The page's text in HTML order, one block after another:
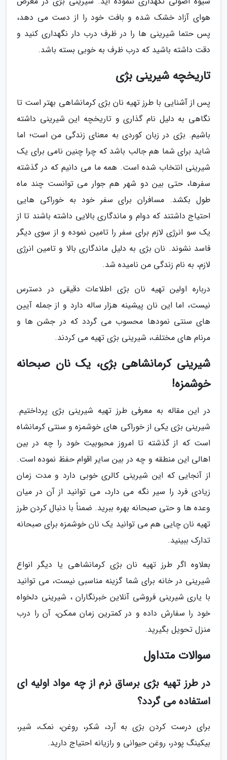
هوای آزاد خشک شده و بافت خود را از دست می دهد،
پس حتما شیرینی ها را در ظرف درب دار نگهداری کنید و
دقت داشته باشید که درب ظرف به خوبی بسته باشد.
تاریخچه شیرینی بژی
پس از آشنایی با طرز تهیه نان بژی کرمانشاهی بهتر است تا
نگاهی به دلیل نام گذاری و تاریخچه این شیرینی داشته
باشیم. بژی در زبان کوردی به معنای زندگی من است؛ اما
شاید برای شما هم جالب باشد که چرا چنین نامی برای یک
شیرینی انتخاب شده است. همه ما می دانیم که در گذشته
سفرها، حتی بین دو شهر هم جوار می توانست چند ماه
طول بکشد. مسافران برای سفر خود به خوراکی هایی
احتیاج داشتند که دوام و ماندگاری بالایی داشته باشند تا از
یک سو انرژی لازم برای سفر را تامین نموده و از سوی دیگر
فاسد نشوند. نان بژی به دلیل ماندگاری بالا و تامین انرژی
لازم، به نام زندگی من نامیده شد.
درباره اولین تهیه نان بژی اطلاعات دقیقی در دسترس
نیست، اما این نان پیشینه هزار ساله دارد و از جمله آیین
های سنتی نمودها محسوب می گردد که در جشن ها و
مرنام های مختلف، شیرینی بژی تهیه می کردند.
شیرینی کرمانشاهی بژی، یک نان صبحانه
خوشمزه!
در این مقاله به معرفی طرز تهیه شیرینی بژی پرداختیم.
شیرینی بژی یکی از خوراکی های خوشمزه و سنتی کرمانشاه
است که از گذشته تا امروز محبوبیت خود را چه در بین
اهالی این منطقه و چه در بین سایر اقوام حفظ نموده است.
از آنجایی که این شیرینی کالری خوبی دارد و مدت زمان
زیادی فرد را سیر نگه می دارد، می توانید از آن در میان
وعده ها و حتی صبحانه بهره ببرید. ضمناً با دنبال کردن طرز
تهیه نان چایی هم می توانید یک نان خوشمزه برای صبحانه
تدارک ببینید.
بعلاوه اگر طرز تهیه نان بژی کرمانشاهی یا دیگر انواع
شیرینی در خانه برای شما گزینه مناسبی نیست، می توانید
با یاری شیرینی فروشی آنلاین خبرنگاران ، شیرینی دلخواه
خود را سفارش داده و در کمترین زمان ممکن، آن را درب
منزل تحویل بگیرید.
سوالات متداول
در طرز تهیه بژی برساق نرم از چه مواد اولیه ای
استفاده می گردد؟
برای درست کردن بژی به آرد، شکر، روغن، نمک، شیر،
بیکینگ پودر، روغن حیوانی و رازیانه احتیاج دارید.